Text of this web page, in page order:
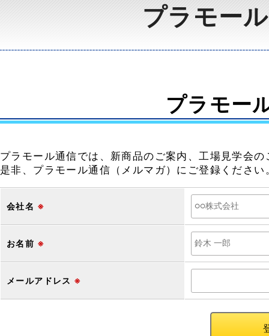
プラモー
プラモー
プラモール通信では、新商品のご案内、工場見学会
是非、プラモール通信（メルマガ）にご登録ください
会社名 ※
お名前 ※
メールアドレス ※